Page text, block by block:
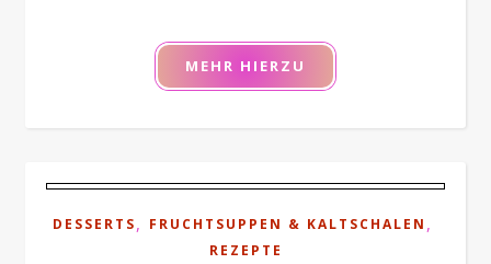
MEHR HIERZU
DESSERTS, FRUCHTSUPPEN & KALTSCHALEN ,
REZEPTE